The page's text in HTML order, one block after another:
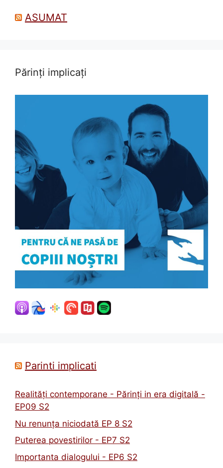
ASUMAT
Părinți implicați
Parinti implicati
Realități contemporane - Părinți in era digitală -
EP09 S2
Nu renunța niciodată EP 8 S2
Puterea povestirilor - EP7 S2
Importanta dialogului - EP6 S2